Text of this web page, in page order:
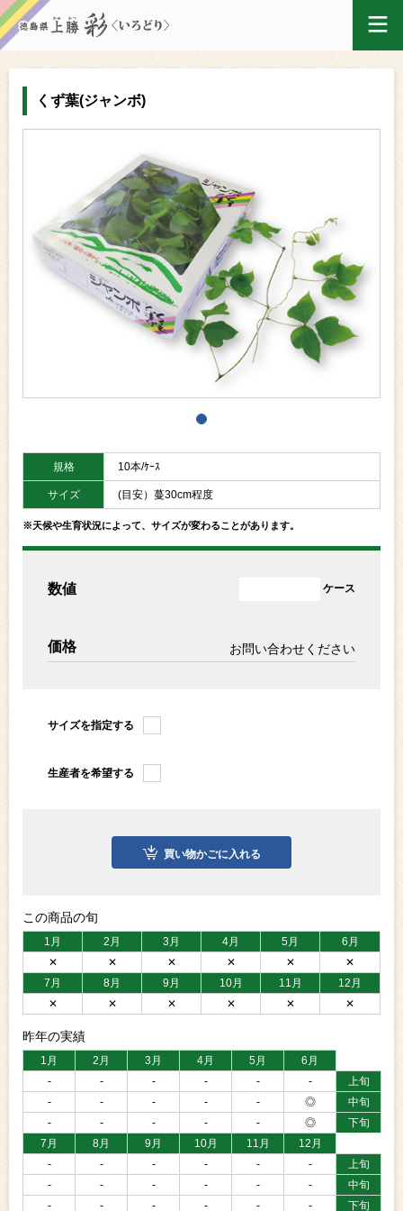
買い物かご
ご注文履歴
産地出荷カレンダー
マイページ
くず葉(ジャンボ)
規格 10本/ｹｰｽ
サイズ (目安）蔓30cm程度
※天候や生育状況によって、サイズが変わることがあります。
この商品の旬
1月 2月 3月 4月 5月
6月
✕
✕ ✕ ✕ ✕
✕
7月
8月 9月 10月 11月
12月
✕
✕ ✕ ✕ ✕ ✕
昨年の実績
1月 2月 3月 4月 5月
6月
-
- - - - -
上旬
-
- - - - ◎
中旬
-
- - - - ◎
下旬
7月
8月 9月 10月 11月
12月
-
- - - - -
上旬
-
- - - - -
中旬
-
- - - - - 下旬
数値 ケース
価格 お問い合わせください
サイズを指定する
生産者を希望する
買い物かごに入れる